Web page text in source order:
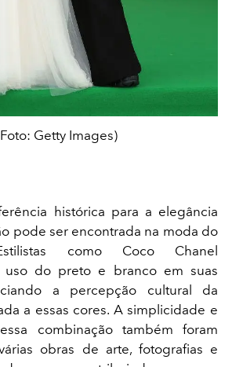
Getty Images)
histórica para a elegância
pode ser encontrada na moda do
como Coco Chanel
uso do preto e branco em suas
a percepção cultural da
a essas cores. A simplicidade e
combinação também foram
obras de arte, fotografias e